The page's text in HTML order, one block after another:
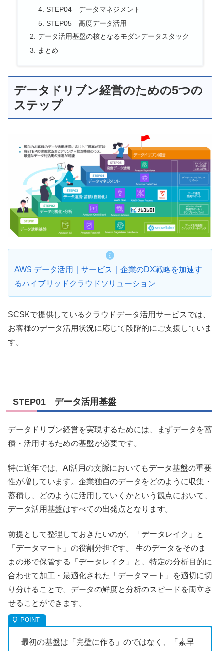
STEP04 データマネジメント
STEP05 高度データ活用
データ活用基盤の核となるモダンデータスタック
まとめ
データドリブン経営のための5つの
ステップ
AWS データ活用｜サービス｜企業のDX戦略を加速す
るハイブリッドクラウドソリューション
SCSKで提供しているクラウドデータ活用サービスでは、
お客様のデータ活用状況に応じて段階的にご支援していま
す。
STEP01 データ活用基盤
データドリブン経営を実現するためには、まずデータを蓄
積・活用するための基盤が必要です。
特に近年では、AI活用の文脈においてもデータ基盤の重要
性が増しています。企業独自のデータをどのように収集・
蓄積し、どのように活用していくかという観点において、
データ活用基盤はすべての出発点となります。
前提として整理しておきたいのが、「データレイク」と
「データマート」の役割分担です。 生のデータをそのま
まの形で保管する「データレイク」と、特定の分析目的に
合わせて加工・最適化された「データマート」を適切に切
り分けることで、データの鮮度と分析のスピードを両立さ
せることができます。
最初の基盤は「完璧に作る」のではなく、「素早